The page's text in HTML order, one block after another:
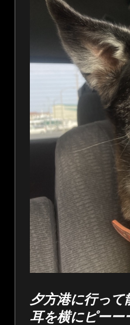
夕方港に行っ
耳を横にピーー